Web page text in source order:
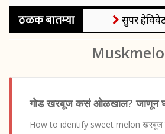
ठळक बातम्या सुपर हेविवेट
गोड खरबूज कसं ओळखाल? जाणून
How to identify sweet melon खरबूज